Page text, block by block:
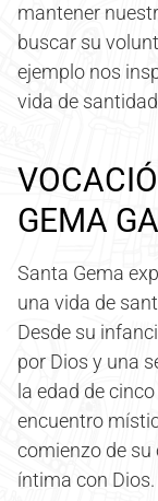
mantener
buscar su
ejemplo nos
vida de
GEMA
Santa Gema
una vida de
Desde su
por Dios y una
la edad de
encuentro
comienzo de su
íntima con Dios.